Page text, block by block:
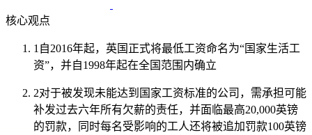
核心观点
1 自2016年起，英国正式将最低工资命名为“国家生活工
资”，并自1998年起在全国范围内确立
2对于被发现未能达到国家工资标准的公司，需承担可能
补发过去六年所有欠薪的责任，并面临最高20,000英镑
的罚款，同时每名受影响的工人还将被追加罚款100英镑